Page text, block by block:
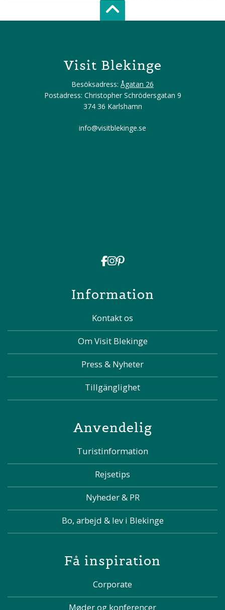
Scroll top of
Visit Blekinge
Besöksadress: Ågatan 26
Postadress: Christopher Schrödersgatan 9
374 36 Karlshamn
info@visitblekinge.se
Information
Kontakt os
Om Visit Blekinge
Press & Nyheter
Tillgänglighet
Anvendelig
Turistinformation
Rejsetips
Nyheder & PR
Bo, arbejd & lev i Blekinge
Få inspiration
Corporate
Møder og konferencer